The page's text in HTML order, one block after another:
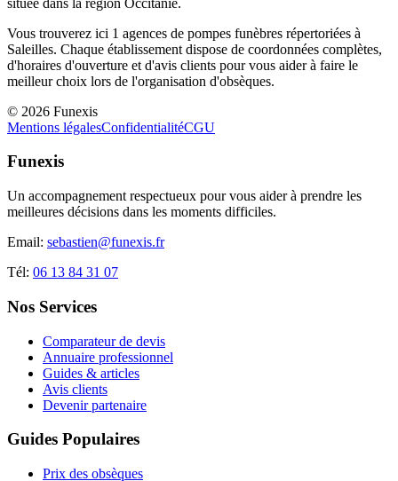
Vous trouverez ici 1 agences de pompes funèbres répertoriées à
Saleilles. Chaque établissement dispose de coordonnées complètes,
d'horaires d'ouverture et d'avis clients pour vous aider à faire le
meilleur choix lors de l'organisation d'obsèques.
© 2026 Funexis
Mentions légalesConfidentialitéCGU
Funexis
Un accompagnement respectueux pour vous aider à prendre les
meilleures décisions dans les moments difficiles.
Email: sebastien@funexis.fr
Tél: 06 13 84 31 07
Nos Services
Comparateur de devis
Annuaire professionnel
Guides & articles
Avis clients
Devenir partenaire
Guides Populaires
Prix des obsèques